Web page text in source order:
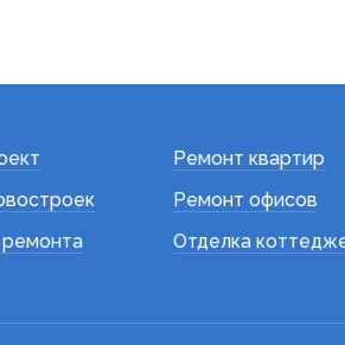
Ремонт квартир
Ремонт офисов
Отделка